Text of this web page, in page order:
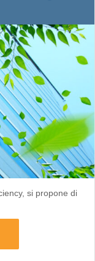
si propone di